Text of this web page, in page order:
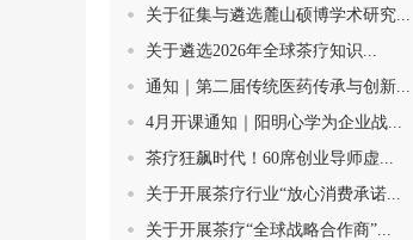
关于征集与遴选麓山硕博学术研究...
关于遴选2026年全球茶疗知识...
通知｜第二届传统医药传承与创新...
4月开课通知｜阳明心学为企业战...
茶疗狂飙时代！60席创业导师虚...
关于开展茶疗行业“放心消费承诺...
关于开展茶疗“全球战略合作商”...